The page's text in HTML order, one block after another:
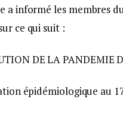
a informé les membres
ce qui suit :
DE LA PANDEMIE
épidémiologique au